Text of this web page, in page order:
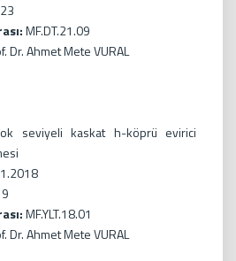
MF.DT.21.09
Dr. Ahmet Mete VURAL
seviyeli kaskat h-köprü evirici
MF.YLT.18.01
Dr. Ahmet Mete VURAL